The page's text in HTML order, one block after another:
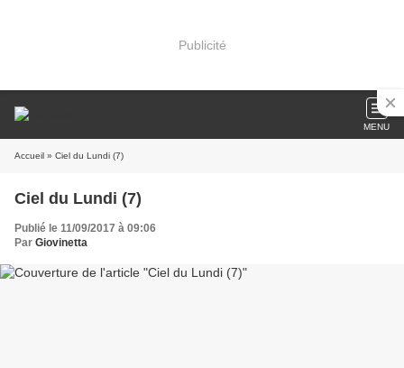
Publicité
MENU
Accueil » Ciel du Lundi (7)
Ciel du Lundi (7)
Publié le 11/09/2017 à 09:06
Par Giovinetta